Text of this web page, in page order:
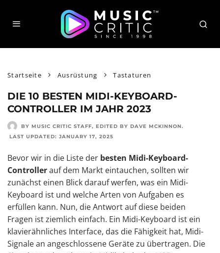
Startseite Ausrüstung Tastaturen
DIE 10 BESTEN MIDI-KEYBOARD-
CONTROLLER IM JAHR 2023
BY MUSIC CRITIC STAFF, EDITED BY DAVE MCKINNON.
LAST UPDATED: JANUARY 17, 2025
Bevor wir in die Liste der besten Midi-Keyboard-
Controllerauf dem Markt eintauchen, sollten wir
zunächst einen Blick darauf werfen, was ein Midi-
Keyboard ist und welche Arten von Aufgaben es
erfüllen kann. Nun, die Antwort auf diese beiden
Fragen ist ziemlich einfach. Ein Midi-Keyboard ist ein
klavierähnliches Interface, das die Fähigkeit hat, Midi-
Signale an angeschlossene Geräte zu übertragen. Die